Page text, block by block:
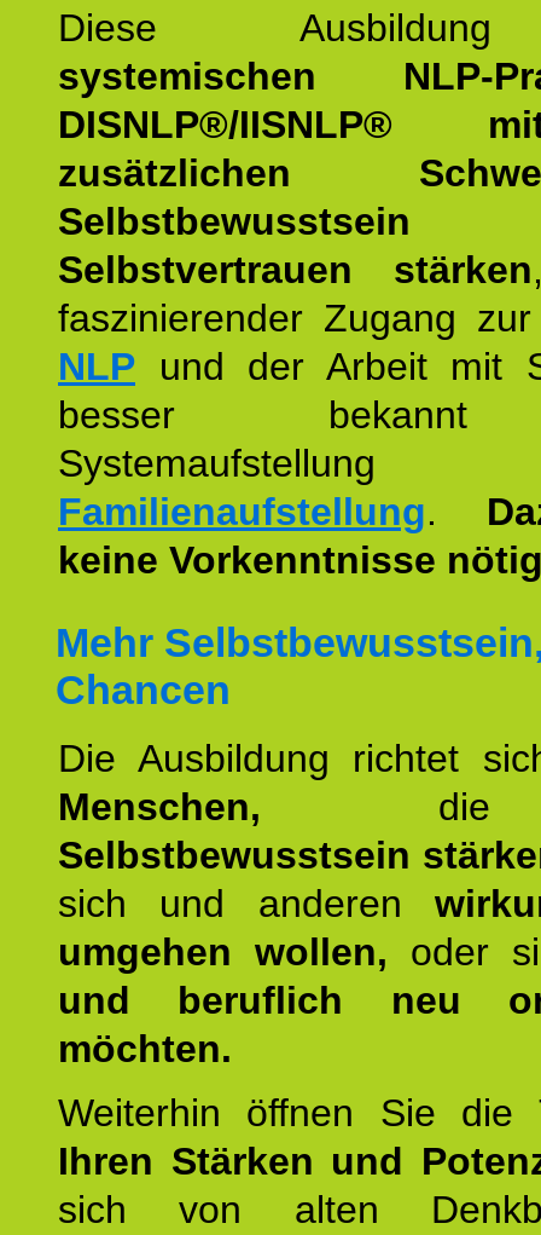
Diese
systemischen NLP-
DISNLP®/IISNLP®
zusätzlichen
Selbstvertrauen stärken
faszinierender Zugang
NLP und der Arbeit mit
besser
Familienaufstellung.
keine Vorkenntnisse
Mehr
Chancen
Die Ausbildung richtet
Menschen, die
Selbstbewusstsein
sich und anderen
umgehen wollen, oder
und beruflich neu
möchten.
Weiterhin öffnen Sie
Ihren Stärken und
sich von alten